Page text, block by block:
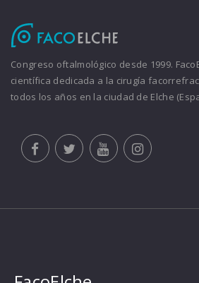
Congreso oftalmológico desde 1999.
científica dedicada a la cirugía
todos los años en la ciudad de Elche